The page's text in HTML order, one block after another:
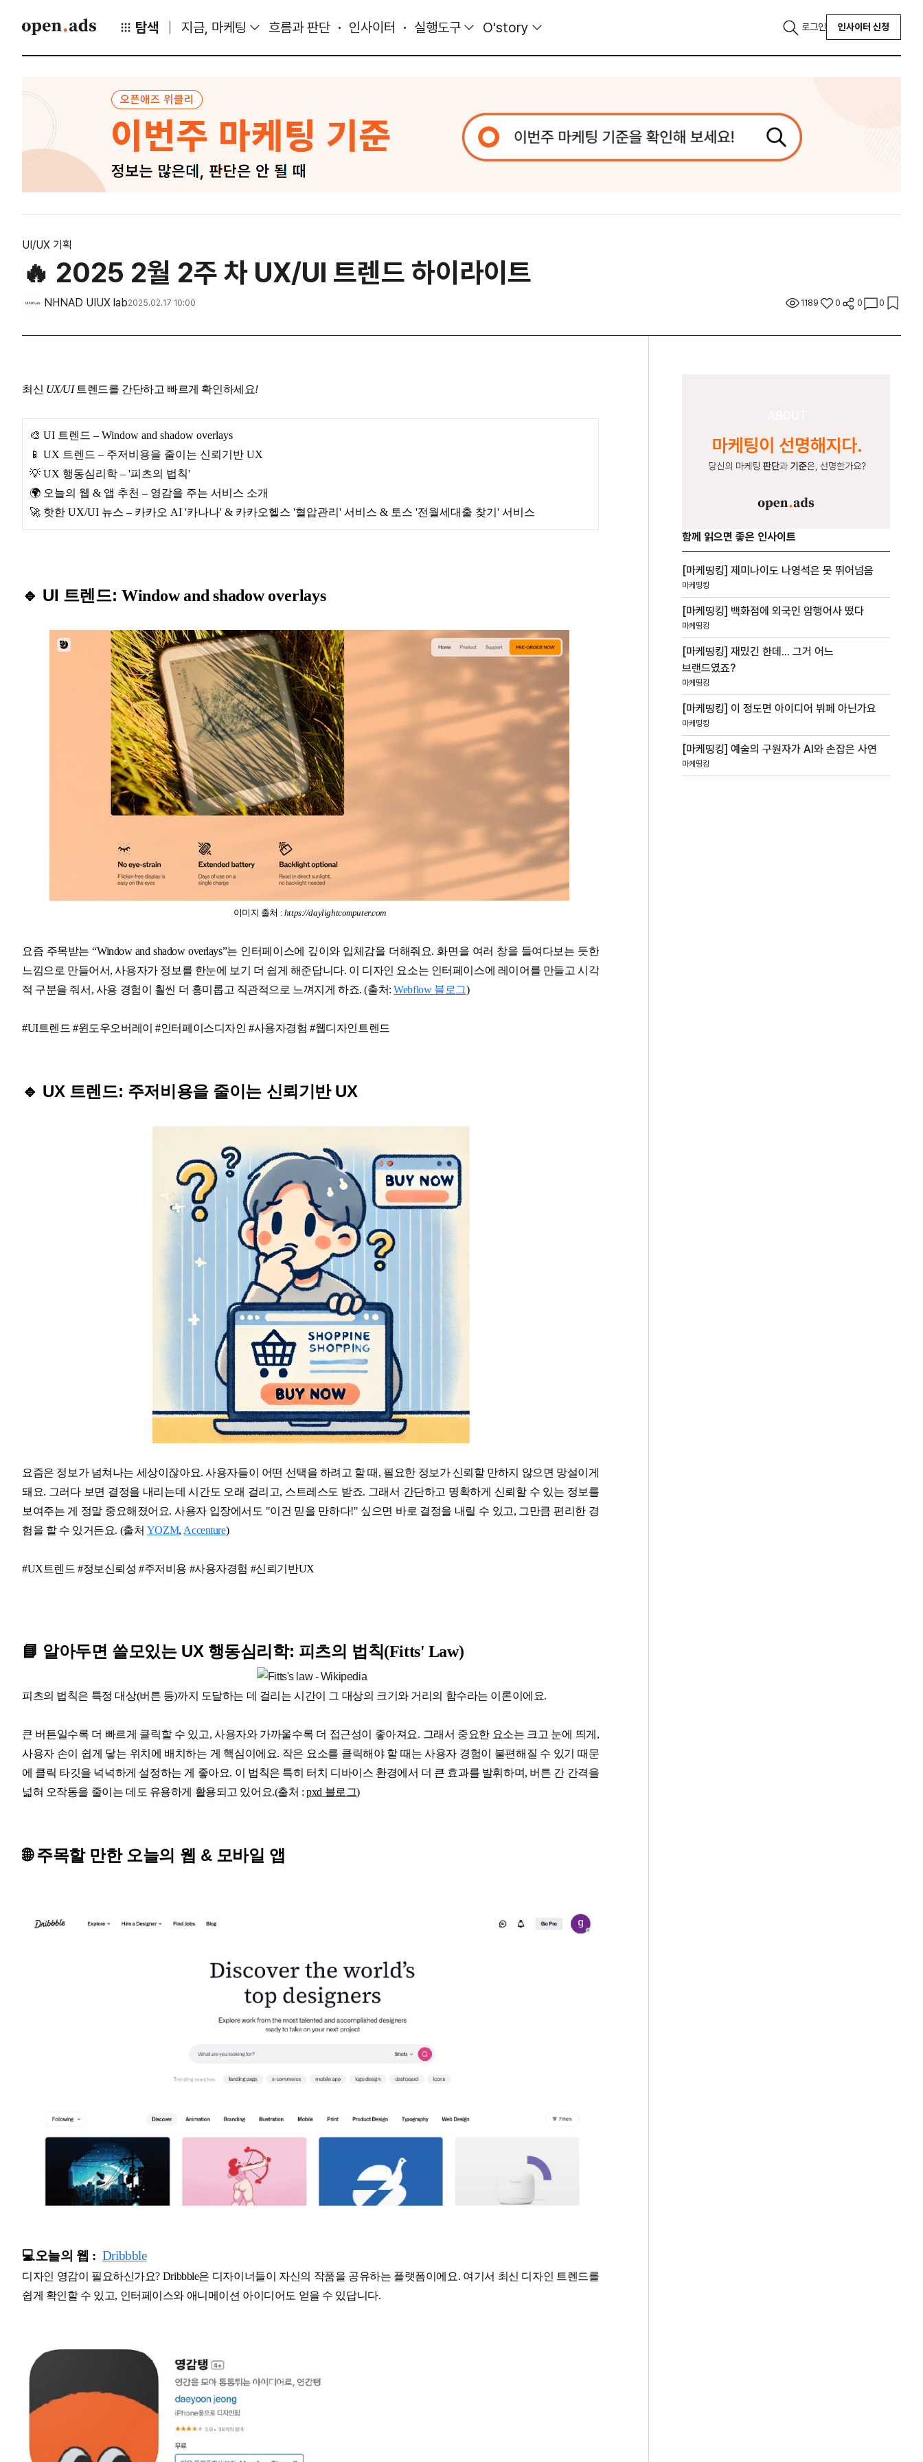
탐색 지금, 마케팅 흐름과 판단 인사이터 실행도구 O'story 로그인 인사이터 신청
UI/UX 기획
🔥 2025 2월 2주 차 UX/UI 트렌드 하이라이트
NHNAD UIUX lab2025.02.17 10:00 1189 0 0 0
최신 UX/UI트렌드를 간단하고 빠르게 확인하세요!
🎨 UI 트렌드 – Window and shadow overlays
📱 UX 트렌드 – 주저비용을 줄이는 신뢰기반 UX
💡 UX 행동심리학 – '피츠의 법칙'
🌍 오늘의 웹 & 앱 추천 – 영감을 주는 서비스 소개
🚀 핫한 UX/UI 뉴스 – 카카오 AI '카나나' & 카카오헬스 '혈압관리' 서비스 & 토스 '전월세대출 찾기' 서비스
🔹 UI 트렌드: Window and shadow overlays
이미지 출처 : https://daylightcomputer.com
요즘 주목받는 “Window and shadow overlays”는 인터페이스에 깊이와 입체감을 더해줘요. 화면을 여러 창을 들여다보는 듯한
느낌으로 만들어서, 사용자가 정보를 한눈에 보기 더 쉽게 해준답니다. 이 디자인 요소는 인터페이스에 레이어를 만들고 시각
적 구분을 줘서, 사용 경험이 훨씬 더 흥미롭고 직관적으로 느껴지게 하죠. (출처: Webflow 블로그)
#UI트렌드 #윈도우오버레이 #인터페이스디자인 #사용자경험 #웹디자인트렌드
🔹 UX 트렌드: 주저비용을 줄이는 신뢰기반 UX
요즘은 정보가 넘쳐나는 세상이잖아요. 사용자들이 어떤 선택을 하려고 할 때, 필요한 정보가 신뢰할 만하지 않으면 망설이게
돼요. 그러다 보면 결정을 내리는데 시간도 오래 걸리고, 스트레스도 받죠. 그래서 간단하고 명확하게 신뢰할 수 있는 정보를
보여주는 게 정말 중요해졌어요. 사용자 입장에서도 "이건 믿을 만하다!" 싶으면 바로 결정을 내릴 수 있고, 그만큼 편리한 경
험을 할 수 있거든요. (출처 YOZM,Accenture)
#UX트렌드 #정보신뢰성 #주저비용 #사용자경험 #신뢰기반UX
📘 알아두면 쓸모있는 UX 행동심리학: 피츠의 법칙(Fitts' Law)
피츠의 법칙은 특정 대상(버튼 등)까지 도달하는 데 걸리는 시간이 그 대상의 크기와 거리의 함수라는 이론이에요.
큰 버튼일수록 더 빠르게 클릭할 수 있고, 사용자와 가까울수록 더 접근성이 좋아져요. 그래서 중요한 요소는 크고 눈에 띄게,
사용자 손이 쉽게 닿는 위치에 배치하는 게 핵심이에요. 작은 요소를 클릭해야 할 때는 사용자 경험이 불편해질 수 있기 때문
에 클릭 타깃을 넉넉하게 설정하는 게 좋아요. 이 법칙은 특히 터치 디바이스 환경에서 더 큰 효과를 발휘하며, 버튼 간 간격을
넓혀 오작동을 줄이는 데도 유용하게 활용되고 있어요.(출처 :pxd 블로그)
🌐 주목할 만한 오늘의 웹 & 모바일 앱
💻오늘의 웹 : Dribbble
디자인 영감이 필요하신가요? Dribbble은 디자이너들이 자신의 작품을 공유하는 플랫폼이에요. 여기서 최신 디자인 트렌드를
쉽게 확인할 수 있고, 인터페이스와 애니메이션 아이디어도 얻을 수 있답니다.
함께 읽으면 좋은 인사이트
[마케띵킹] 제미나이도 나영석은 못 뛰어넘음
마케띵킹
[마케띵킹] 백화점에 외국인 암행어사 떴다
마케띵킹
[마케띵킹] 재밌긴 한데... 그거 어느
브랜드였죠?
마케띵킹
[마케띵킹] 이 정도면 아이디어 뷔페 아닌가요
마케띵킹
[마케띵킹] 예술의 구원자가 AI와 손잡은 사연
마케띵킹